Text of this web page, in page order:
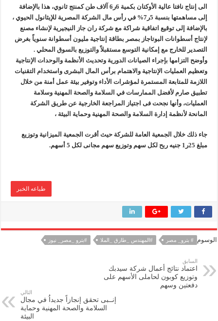
الى إنتاج نافتا عالية الأوكتان بكمية 6ر6 آلاف طن كمنتج ثانوي، هذا بالإضافة
إلى مساهمتها بنسبة 5ر7% في رأس مال الشركة المصرية للإيثانول الحيوي ،
بالإضافة إلى توقيع اتفاقية شراكة مع شركة ران جاز النيجيرية لإنشاء مصنع
لإنتاج أسطوانات البوتاجاز بمصر بطاقة إنتاجية مليون أسطوانة سنوياً بغرض
التصدير للخارج مع إمكانية التوسع مستقبلاً والتوزيع بالسوق المحلي .
وأوضح التزامها بإجراء الصيانات الدورية وتحديث الأنظمة والوحدات الإنتاجية
وتعظيم العمليات الإنتاجية والاهتمام برأس المال البشرى واستخدام التقنيات
اللازمة للمتابعة المستمرة لمؤشرات الأداء وتوفير بيئة عمل أمنة من خلال
تطبيق صارم لأفضل الممارسات في السلامة والصحة المهنية وسلامة
العمليات، وأنها نجحت فى اجتياز المراجعة الخارجية عن طريق الشركة
المانحة لأنظمة إدارة السلامة والصحة المهنية وحماية البيئة ،
جاء ذلك خلال الجمعية العامة للشركة حيث أقرت الجمعية الميزانية وتوزيع
مبلغ 25ر1 جنيه ربح لكل سهم وتوزيع سهم مجانى لكل 5 أسهم.
طباعه الخبر
الوسوم # بترو_ مصر #المهندس _طارق _الملا #بترو _مصر_ نيوز
السابق
اعتماد نتائج أعمال شركة سيدبك
وتوزيع كوبون لحاملى الأسهم على
دفعتين وسهم
التالي
إنــبى تحقق إنجازاً جديداُ في مجال
السلامة والصحة المهنية وحماية
البيئة